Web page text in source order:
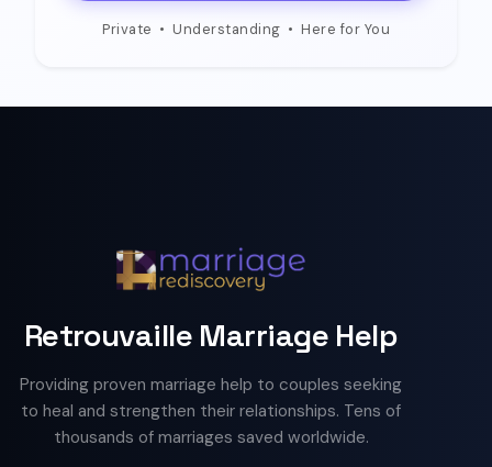
Private • Understanding • Here for You
Retrouvaille Marriage Help
Providing proven marriage help to couples seeking
to heal and strengthen their relationships. Tens of
thousands of marriages saved worldwide.